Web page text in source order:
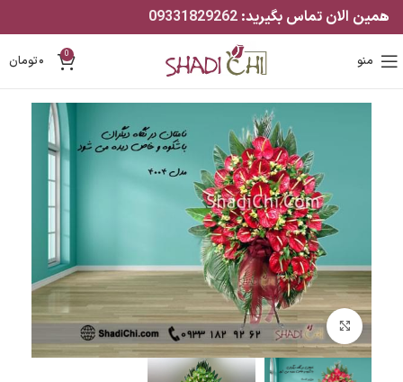
همین الان تماس بگیرید:
منو 0 ۰تومان
بزرگنمایی تصویر